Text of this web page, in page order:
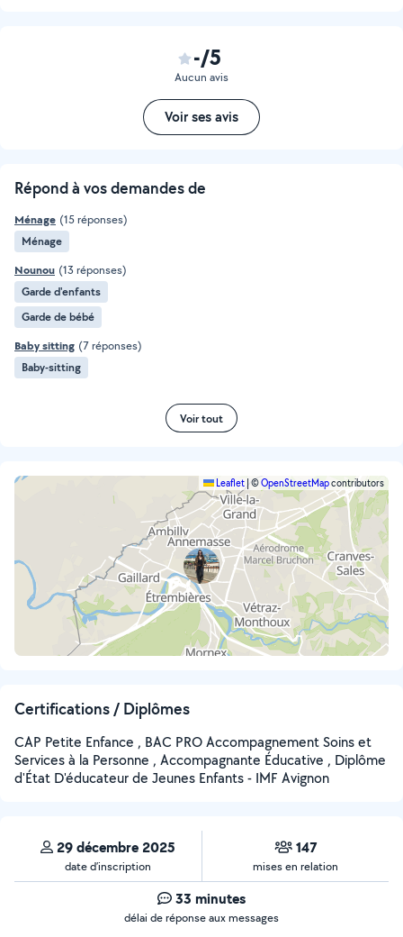
-/5
Aucun avis
Voir ses avis
Répond à vos demandes de
Ménage (15 réponses)
Ménage
Nounou (13 réponses)
Garde d'enfants
Garde de bébé
Baby sitting (7 réponses)
Baby-sitting
Voir tout
Leaflet ©OpenStreetMapcontributors
Certifications / Diplômes
CAP Petite Enfance , BAC PRO Accompagnement Soins et
Services à la Personne , Accompagnante Éducative , Diplôme
d'État D'éducateur de Jeunes Enfants - IMF Avignon
29 décembre 2025
date d’inscription
147
mises en relation
33 minutes
délai de réponse aux messages